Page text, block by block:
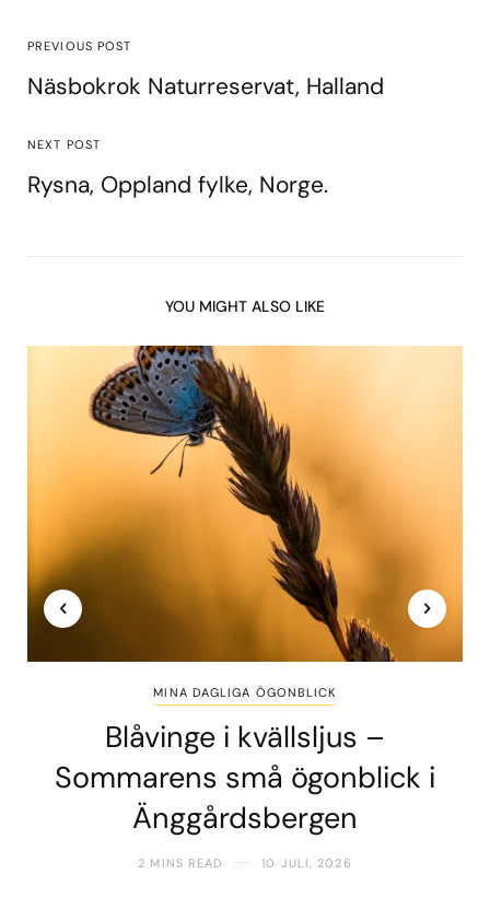
PREVIOUS POST
Näsbokrok Naturreservat, Halland
NEXT POST
Rysna, Oppland fylke, Norge.
YOU MIGHT ALSO LIKE
MINA DAGLIGA ÖGONBLICK
Blåvinge i kvällsljus –
Sommarens små ögonblick i
Änggårdsbergen
2 MINS READ 10 JULI, 2026